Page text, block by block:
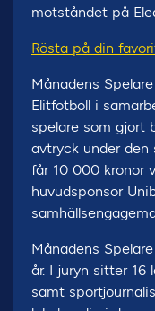
motståndet på
Rösta på din
Månadens
Elitfotboll i
spelare som gjort
avtryck under den
får 10 000 kronor
huvudsponsor
Månadens
år. I juryn sitter 16
samt